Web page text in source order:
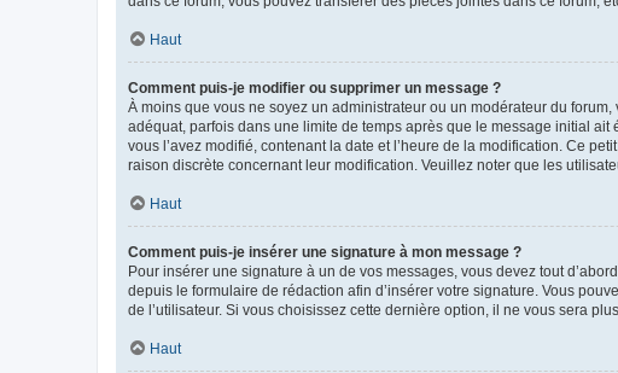
Haut
Comment puis-je modifier ou supprimer un message ?
À moins que vous ne soyez un administrateur ou un modérateur du
adéquat, parfois dans une limite de temps après que le message initial
vous l’avez modifié, contenant la date et l’heure de la modification. Ce
raison discrète concernant leur modification. Veuillez noter que les
Haut
Comment puis-je insérer une signature à mon message ?
Pour insérer une signature à un de vos messages, vous devez tout
depuis le formulaire de rédaction afin d’insérer votre signature. Vous
de l’utilisateur. Si vous choisissez cette dernière option, il ne vous sera
Haut